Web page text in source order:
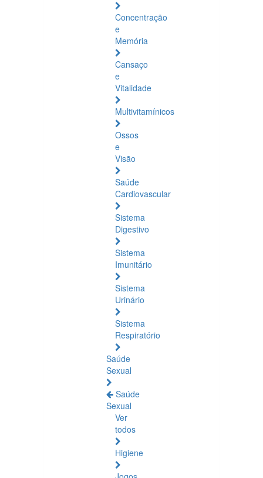
Concentração
e
Memória
Cansaço
e
Vitalidade
Multivitamínicos
Ossos
e
Visão
Saúde
Cardiovascular
Sistema
Digestivo
Sistema
Imunitário
Sistema
Urinário
Sistema
Respiratório
Saúde
Sexual
Saúde
Sexual
Ver
todos
Higiene